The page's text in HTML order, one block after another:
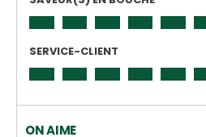
SERVICE-CLIENT
ON AIME